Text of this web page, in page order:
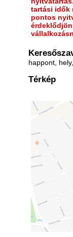
tartási idők
pontos
happont,
Térkép